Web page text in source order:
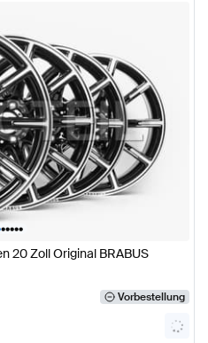
•••••
20 Zoll Original BRABUS
Vorbestellung